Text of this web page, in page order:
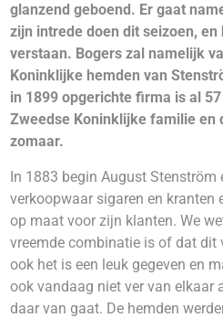
glanzend geboend. Er gaat
zijn intrede doen dit seizoen,
verstaan. Bogers zal namelijk
Koninklijke hemden van
in 1899 opgerichte firma is al
Zweedse Koninklijke familie en
zomaar.
In 1883 begin August Stenström
verkoopwaar sigaren en kranten
op maat voor zijn klanten. We
vreemde combinatie is of dat dit
ook het is een leuk gegeven en
ook vandaag niet ver van elkaar
daar van gaat. De hemden